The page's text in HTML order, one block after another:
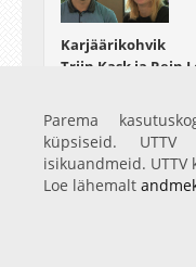
Karjäärikohvik
Triin Kask ja Rein
väljakutse?“
04.10.16
Parema
küpsiseid.
isikuandmeid. UTTV
Loe lähemalt